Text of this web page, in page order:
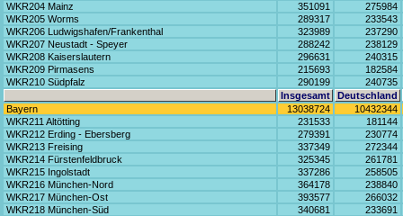
WKR204 Mainz
351091
275984
WKR205 Worms
289317
233543
WKR206 Ludwigshafen/Frankenthal
323989
237290
WKR207 Neustadt - Speyer
288242
238129
WKR208 Kaiserslautern
296631
240315
WKR209 Pirmasens
215693
182584
WKR210 Südpfalz
290199
240735
Insgesamt
Deutschland
Bayern
13038724
10432344
WKR211 Altötting
231533
181144
WKR212 Erding - Ebersberg
279391
230774
WKR213 Freising
337349
272344
WKR214 Fürstenfeldbruck
325345
261781
WKR215 Ingolstadt
337286
258505
WKR216 München-Nord
364178
238840
WKR217 München-Ost
393577
266032
WKR218 München-Süd
340681
233691